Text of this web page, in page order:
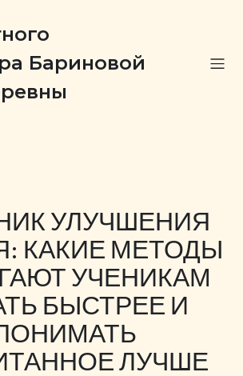
Бариновой
УЛУЧШЕНИЯ
КАКИЕ МЕТОДЫ
УЧЕНИКАМ
БЫСТРЕЕ И
ЛУЧШЕ